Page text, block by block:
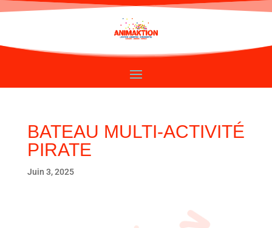
BATEAU MULTI-ACTIVITÉ
PIRATE
Juin 3, 2025